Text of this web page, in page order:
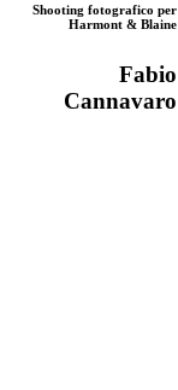
Shooting fotografico per
Harmont & Blaine
Fabio
Cannavaro